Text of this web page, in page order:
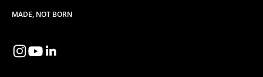
MADE, NOT BORN